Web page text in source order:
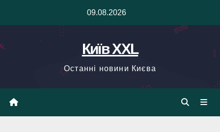
09.08.2026
Київ XXL
Останні новини Києва